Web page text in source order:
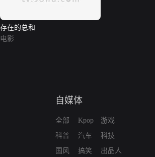
存在的总和
电影
自媒体
全部
科普
国风
Kpop
汽车
搞笑
游戏
科技
出品人